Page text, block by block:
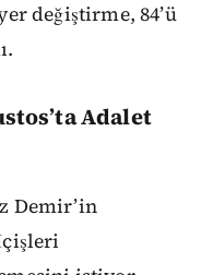
değiştirme, 84’ü
Adalet
Demir’in